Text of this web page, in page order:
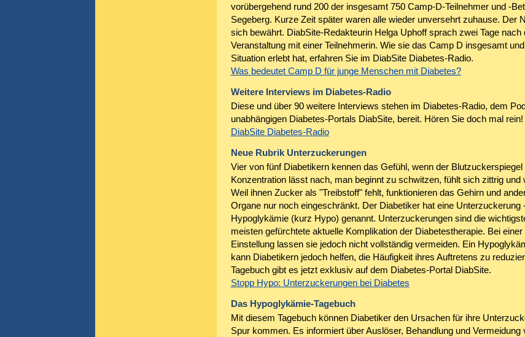
vorübergehend rund 200 der insgesamt 750 Camp-D-Teilnehmer und -
Segeberg. Kurze Zeit später waren alle wieder unversehrt zuhause. Der
sich bewährt. DiabSite-Redakteurin Helga Uphoff sprach zwei Tage nach
Veranstaltung mit einer Teilnehmerin. Wie sie das Camp D insgesamt
Situation erlebt hat, erfahren Sie im DiabSite Diabetes-Radio.
Was bedeutet Camp D für junge Menschen mit Diabetes?
Weitere Interviews im Diabetes-Radio
Diese und über 90 weitere Interviews stehen im Diabetes-Radio, dem
unabhängigen Diabetes-Portals DiabSite, bereit. Hören Sie doch mal rein!
DiabSite Diabetes-Radio
Neue Rubrik Unterzuckerungen
Vier von fünf Diabetikern kennen das Gefühl, wenn der Blutzuckerspiegel
Konzentration lässt nach, man beginnt zu schwitzen, fühlt sich zittrig und
Weil ihnen Zucker als "Treibstoff" fehlt, funktionieren das Gehirn und
Organe nur noch eingeschränkt. Der Diabetiker hat eine Unterzuckerung
Hypoglykämie (kurz Hypo) genannt. Unterzuckerungen sind die
meisten gefürchtete aktuelle Komplikation der Diabetestherapie. Bei
Einstellung lassen sie jedoch nicht vollständig vermeiden. Ein
kann Diabetikern jedoch helfen, die Häufigkeit ihres Auftretens zu
Tagebuch gibt es jetzt exklusiv auf dem Diabetes-Portal DiabSite.
Stopp Hypo: Unterzuckerungen bei Diabetes
Das Hypoglykämie-Tagebuch
Mit diesem Tagebuch können Diabetiker den Ursachen für ihre
Spur kommen. Es informiert über Auslöser, Behandlung und Vermeidung